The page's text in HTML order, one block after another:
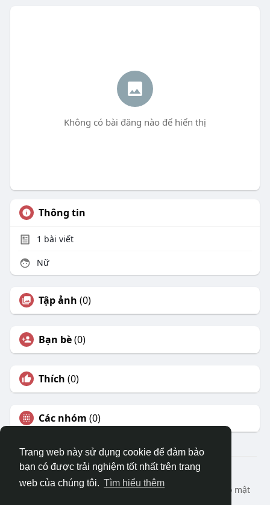
Trang web này sử dụng cookie để đảm bảo
bạn có được trải nghiệm tốt nhất trên trang
web của chúng tôi. Tìm hiểu thêm
Không có bài đăng nào để hiển thị
Thông tin
1 bài viết
Nữ
Tập ảnh (0)
Bạn bè(0)
Thích (0)
Các nhóm (0)
© 2026 DRVIET.COM
Nhà
Bao Quát Liên hệ chúng tôi
Chính sách bảo mật